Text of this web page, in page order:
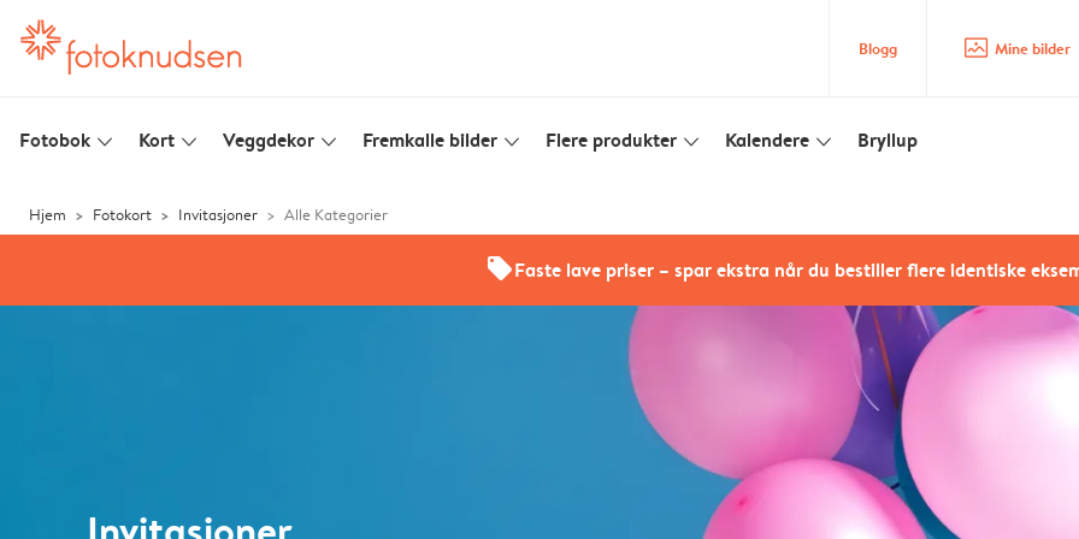
Blogg image_placeholder Mine bilder
Fotobok slim_arrow_down Kort slim_arrow_down Veggdekor slim_arrow_down Fremkalle bilder slim_arrow_down Flere produkter slim_arrow_down Kalendere slim_arrow_down Bryllup
Hjem Fotokort Invitasjoner Alle Kategorier
offersFaste lave priser – spar ekstra når du bestiller flere identiske